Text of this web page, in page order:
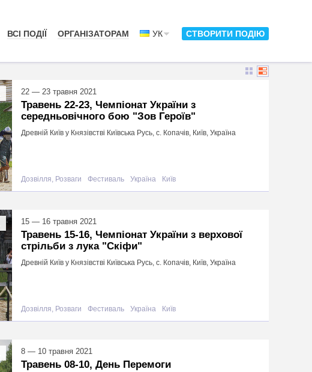
ВСІ ПОДІЇ ОРГАНІЗАТОРАМ УК СТВОРИТИ ПОДІЮ
22 — 23 травня 2021
Травень 22-23, Чемпіонат України з
середньовічного бою "Зов Героїв"
Древній Київ у Князівстві Київська Русь, с. Копачів, Київ, Україна
Дозвілля, Розваги Фестиваль Україна Київ
15 — 16 травня 2021
Травень 15-16, Чемпіонат України з верхової
стрільби з лука "Скіфи"
Древній Київ у Князівстві Київська Русь, с. Копачів, Київ, Україна
Дозвілля, Розваги Фестиваль Україна Київ
8 — 10 травня 2021
Травень 08-10, День Перемоги